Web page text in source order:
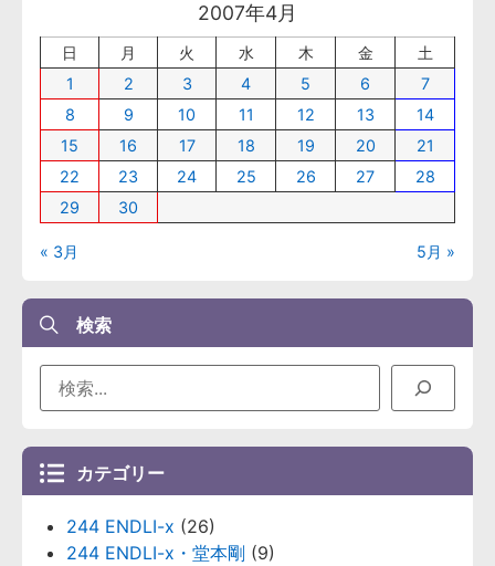
2007年4月
日 月 火 水 木 金
土
1
2 3 4 5 6
7
8
9 10 11 12 13
14
15
16 17 18 19 20
21
22
23 24 25 26 27
28
29
30
« 3月 5月 »
検索
カテゴリー
244 ENDLI-x (26)
244 ENDLI-x・堂本剛 (9)